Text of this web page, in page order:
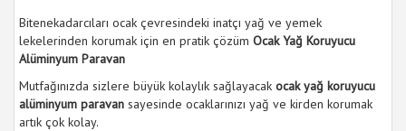
Bitenekadarcıları ocak çevresindeki inatçı yağ ve yemek
lekelerinden korumak için en pratik çözüm Ocak Yağ Koruyucu
Alüminyum Paravan
Mutfağınızda sizlere büyük kolaylık sağlayacak ocak yağ koruyucu
alüminyum paravan sayesinde ocaklarınızı yağ ve kirden korumak
artık çok kolay.